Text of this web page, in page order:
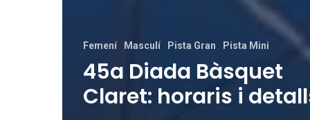
Femení Masculí Pista Gran Pista Mini
45a Diada Bàsquet
Claret: horaris i